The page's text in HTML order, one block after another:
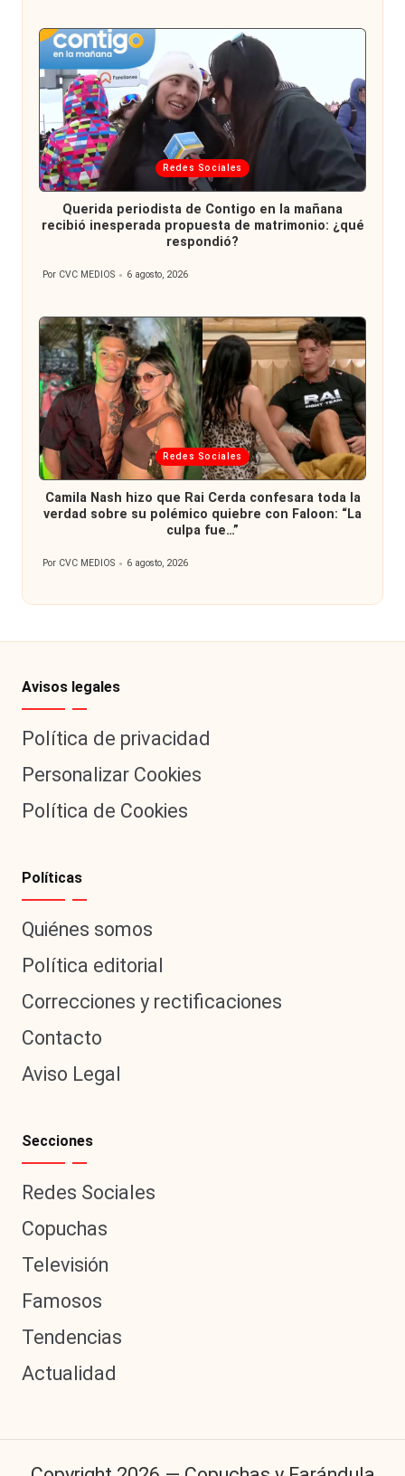
Publicada
en
Redes Sociales
Querida periodista de Contigo en la mañana
recibió inesperada propuesta de matrimonio: ¿qué
respondió?
Publicado
Por CVC MEDIOS 6 agosto, 2026
Publicada
en
Redes Sociales
Camila Nash hizo que Rai Cerda confesara toda la
verdad sobre su polémico quiebre con Faloon: “La
culpa fue…”
Publicado
Por CVC MEDIOS 6 agosto, 2026
Avisos legales
Política de privacidad
Personalizar Cookies
Política de Cookies
Políticas
Quiénes somos
Política editorial
Correcciones y rectificaciones
Contacto
Aviso Legal
Secciones
Redes Sociales
Copuchas
Televisión
Famosos
Tendencias
Actualidad